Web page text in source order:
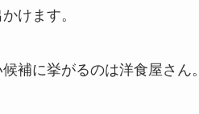
けます。
補に挙がるのは洋食屋さん。